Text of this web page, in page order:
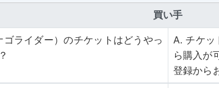
買い手
ゴライダー）のチケットはどうやっ
A. チケッ
ら購入が
登録から